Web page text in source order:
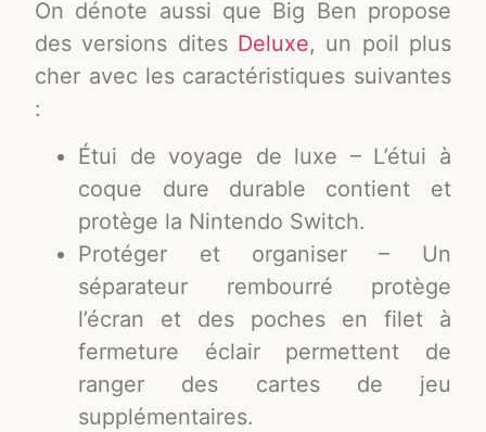
On dénote aussi que Big Ben propose
des versions dites Deluxe, un poil plus
cher avec les caractéristiques suivantes
:
Étui de voyage de luxe – L’étui à
coque dure durable contient et
protège la Nintendo Switch.
Protéger et organiser – Un
séparateur rembourré protège
l’écran et des poches en filet à
fermeture éclair permettent de
ranger des cartes de jeu
supplémentaires.